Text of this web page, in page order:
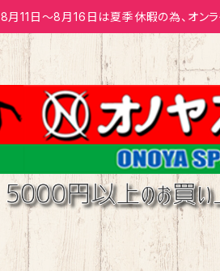
8月11日～8月16日は夏季休暇の為、オン